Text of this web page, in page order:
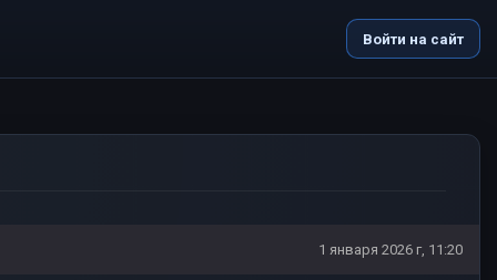
Войти на сайт
1 января 2026 г, 11:20